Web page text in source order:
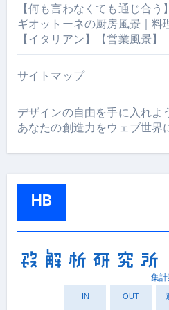
【何も言わなくても通じ合
ギオットーネの厨房風景｜料
【イタリアン】【営業風景】
サイトマップ
デザインの自由を手に入れ
あなたの創造力をウェブ世
HB